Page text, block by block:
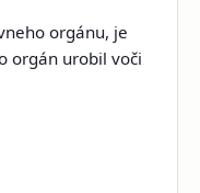
orgánu, je
orgán urobil voči